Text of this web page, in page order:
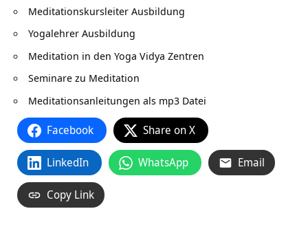
Meditationskursleiter Ausbildung
Yogalehrer Ausbildung
Meditation in den Yoga Vidya Zentren
Seminare zu Meditation
Meditationsanleitungen als mp3 Datei
Facebook Share on X
LinkedIn WhatsApp Email
Copy Link